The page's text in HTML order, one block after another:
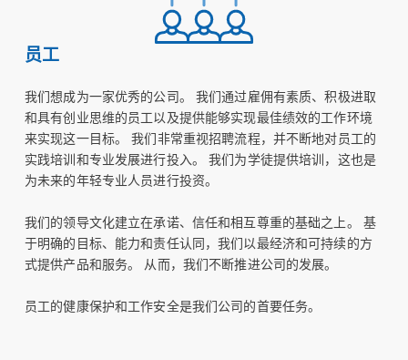
员工
我们想成为一家优秀的公司。 我们通过雇佣有素质、积极进取
和具有创业思维的员工以及提供能够实现最佳绩效的工作环境
来实现这一目标。 我们非常重视招聘流程，并不断地对员工的
实践培训和专业发展进行投入。 我们为学徒提供培训，这也是
为未来的年轻专业人员进行投资。
我们的领导文化建立在承诺、信任和相互尊重的基础之上。 基
于明确的目标、能力和责任认同，我们以最经济和可持续的方
式提供产品和服务。 从而，我们不断推进公司的发展。
员工的健康保护和工作安全是我们公司的首要任务。